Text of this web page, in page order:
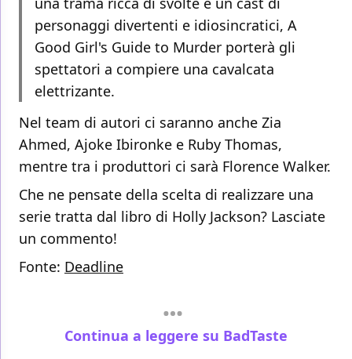
personaggi divertenti e idiosincratici, A
Good Girl's Guide to Murder porterà gli
spettatori a compiere una cavalcata
elettrizante.
Nel team di autori ci saranno anche Zia
Ahmed, Ajoke Ibironke e Ruby Thomas,
mentre tra i produttori ci sarà Florence Walker.
Che ne pensate della scelta di realizzare una
serie tratta dal libro di Holly Jackson? Lasciate
un commento!
Fonte: Deadline
Continua a leggere su BadTaste